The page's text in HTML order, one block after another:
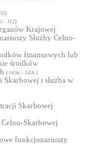
- 112)
Krajowej
Służby Celno-
finansowych lub
środków
(143a - 143c)
i służba w
Skarbowej
Celno-Skarbowej
funkcjonariuszy